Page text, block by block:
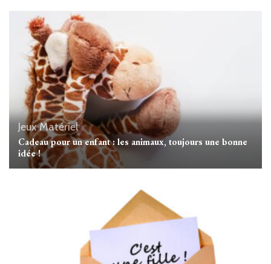
JeuxMatériel
Cadeau pour un enfant : les animaux, toujours une bonne
idée !